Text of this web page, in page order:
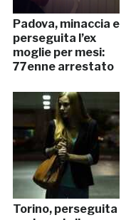
Padova, minaccia e
perseguita l’ex
moglie per mesi:
77enne arrestato
Torino, perseguita